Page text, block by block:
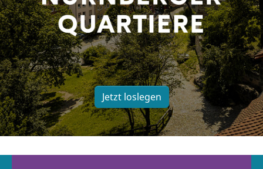
Jetzt loslegen